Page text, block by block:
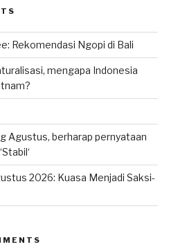
Rekomendasi Ngopi di Bali
mengapa Indonesia
Agustus, berharap pernyataan
2026: Kuasa Menjadi Saksi-